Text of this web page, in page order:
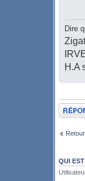
Dire
H.A
Publier
QUI